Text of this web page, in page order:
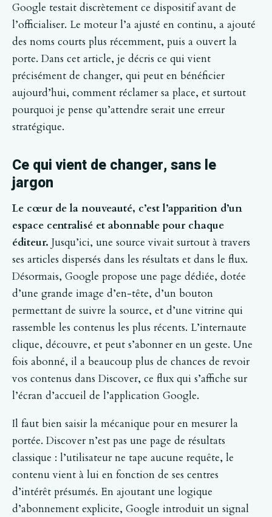
Google testait discrètement ce dispositif avant de
l’officialiser. Le moteur l’a ajusté en continu, a ajouté
des noms courts plus récemment, puis a ouvert la
porte. Dans cet article, je décris ce qui vient
précisément de changer, qui peut en bénéficier
aujourd’hui, comment réclamer sa place, et surtout
pourquoi je pense qu’attendre serait une erreur
stratégique.
Ce qui vient de changer, sans le
jargon
Le cœur de la nouveauté, c’est l’apparition d’un
espace centralisé et abonnable pour chaque
éditeur. Jusqu’ici, une source vivait surtout à travers
ses articles dispersés dans les résultats et dans le flux.
Désormais, Google propose une page dédiée, dotée
d’une grande image d’en-tête, d’un bouton
permettant de suivre la source, et d’une vitrine qui
rassemble les contenus les plus récents. L’internaute
clique, découvre, et peut s’abonner en un geste. Une
fois abonné, il a beaucoup plus de chances de revoir
vos contenus dans Discover, ce flux qui s’affiche sur
l’écran d’accueil de l’application Google.
Il faut bien saisir la mécanique pour en mesurer la
portée. Discover n’est pas une page de résultats
classique : l’utilisateur ne tape aucune requête, le
contenu vient à lui en fonction de ses centres
d’intérêt présumés. En ajoutant une logique
d’abonnement explicite, Google introduit un signal